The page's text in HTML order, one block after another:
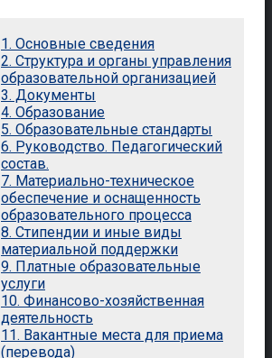
1. Основные сведения
2. Структура и органы управления
образовательной организацией
3. Документы
4. Образование
5. Образовательные стандарты
6. Руководство. Педагогический
состав.
7. Материально-техническое
обеспечение и оснащенность
образовательного процесса
8. Стипендии и иные виды
материальной поддержки
9. Платные образовательные
услуги
10. Финансово-хозяйственная
деятельность
11. Вакантные места для приема
(перевода)